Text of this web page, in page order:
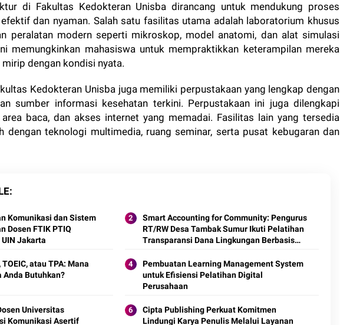
di Fakultas Kedokteran Unisba dirancang untuk mendukung proses
dan nyaman. Salah satu fasilitas utama adalah laboratorium khusus
peralatan modern seperti mikroskop, model anatomi, dan alat simulasi
memungkinkan mahasiswa untuk mempraktikkan keterampilan mereka
dengan kondisi nyata.
Kedokteran Unisba juga memiliki perpustakaan yang lengkap dengan
sumber informasi kesehatan terkini. Perpustakaan ini juga dilengkapi
baca, dan akses internet yang memadai. Fasilitas lain yang tersedia
dengan teknologi multimedia, ruang seminar, serta pusat kebugaran dan
Komunikasi dan Sistem
Dosen FTIK PTIQ
Jakarta
Smart Accounting for Community: Pengurus
RT/RW Desa Tambak Sumur Ikuti Pelatihan
Transparansi Dana Lingkungan Berbasis
atau TPA: Mana
Anda Butuhkan?
Pembuatan Learning Management System
untuk Efisiensi Pelatihan Digital
Perusahaan
Universitas
Komunikasi Asertif
Cipta Publishing Perkuat Komitmen
Lindungi Karya Penulis Melalui Layanan